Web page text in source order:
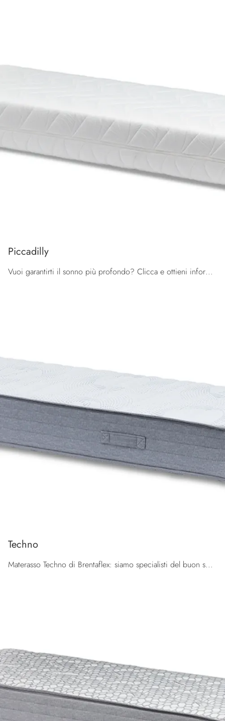
Piccadilly
Vuoi garantirti il sonno più profondo? Clicca e ottieni informazioni sul materasso Piccadilly tra i modelli a molle insacchettate singoli di ...
Techno
Materasso Techno di Brentaflex: siamo specialisti del buon sonno! Scopri di più sui Materassi a molle insacchettate singoli.